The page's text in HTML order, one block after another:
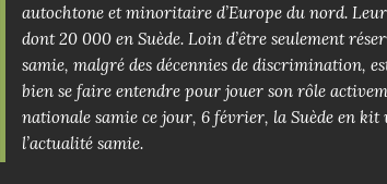
autochtone et minoritaire d’Europe du nord. Leur
dont 20 000 en Suède. Loin d’être seulement
samie, malgré des décennies de discrimination,
bien se faire entendre pour jouer son rôle
nationale samie ce jour, 6 février, la Suède en
l’actualité samie.